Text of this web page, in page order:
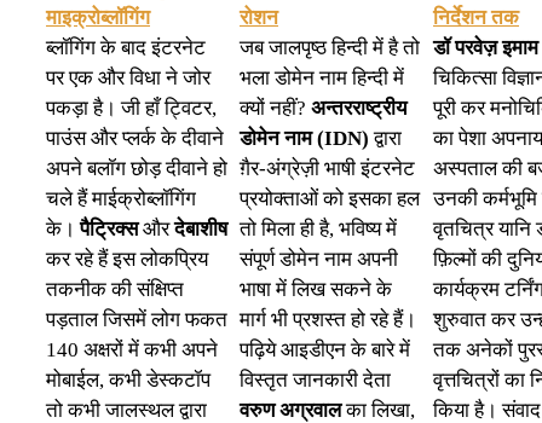
माइक्रोब्लॉगिंग
ब्लॉगिंग के बाद इंटरनेट
पर एक और विधा ने जोर
पकड़ा है। जी हाँ ट्विटर,
पाउंस और प्लर्क के दीवाने
अपने बलॉग छोड़ दीवाने हो
चले हैं माईक्रोब्लॉगिंग
के।पैट्रिक्सऔरदेबाशीष
कर रहे हैं इस लोकप्रिय
तकनीक की संक्षिप्त
पड़ताल जिसमें लोग फकत
140 अक्षरों में कभी अपने
मोबाईल, कभी डेस्कटॉप
तो कभी जालस्थल द्वारा
रोशन
जब जालपृष्ठ हिन्दी में है तो
भला डोमेन नाम हिन्दी में
क्यों नहीं? अन्तरराष्ट्रीय
डोमेन नाम (IDN) द्वारा
ग़ैर-अंग्रेज़ी भाषी इंटरनेट
प्रयोक्ताओं को इसका हल
तो मिला ही है, भविष्य में
संपूर्ण डोमेन नाम अपनी
भाषा में लिख सकने के
मार्ग भी प्रशस्त हो रहे हैं।
पढ़िये आइडीएन के बारे में
विस्तृत जानकारी देता
वरुण अग्रवालका लिखा,
निर्देशन तक
डॉ परवेज़ इमाम
चिकित्सा
पूरी कर
का पेशा
अस्पताल की
उनकी कर्मभूमि
वृतचित्र यानि
फ़िल्मों की
कार्यक्रम
शुरुवात कर
तक अनेकों
वृत्तचित्रों का
किया है।